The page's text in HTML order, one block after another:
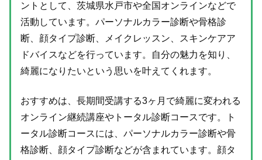
ントとして、茨城県水戸市や全国オンラインなどで
活動しています。パーソナルカラー診断や骨格診
断、顔タイプ診断、メイクレッスン、スキンケアア
ドバイスなどを行っています。自分の魅力を知り、
綺麗になりたいという思いを叶えてくれます。
おすすめは、長期間受講する3ヶ月で綺麗に変われる
オンライン継続講座やトータル診断コースです。ト
ータル診断コースには、パーソナルカラー診断や骨
格診断、顔タイプ診断などが含まれています。顔タ